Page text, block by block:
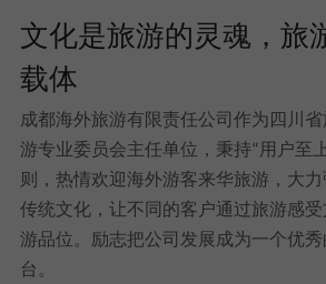
文化是旅游的灵魂，旅
载体
成都海外旅游有限责任公司作为四川
游专业委员会主任单位，秉持“用户至
则，热情欢迎海外游客来华旅游，大
传统文化，让不同的客户通过旅游感
游品位。励志把公司发展成为一个优
台。